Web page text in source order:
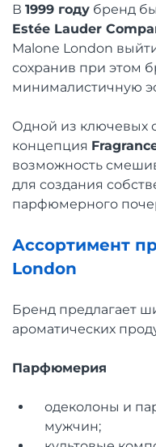
В 1999 году бренд
Estée Lauder
Malone London
сохранив при этом
минималистичную
Одной из ключевых
концепция
возможность
для создания
парфюмерного
Ассортимент
London
Бренд предлагает
ароматических
Парфюмерия
одеколоны и
мужчин;